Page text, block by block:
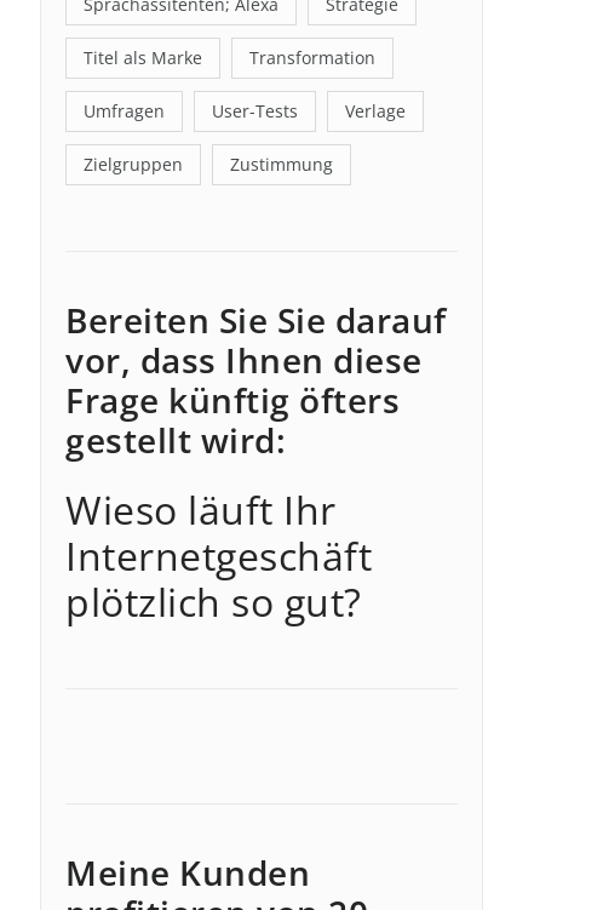
Titel als Marke Transformation
Umfragen User-Tests Verlage
Zielgruppen Zustimmung
Bereiten Sie Sie darauf
vor, dass Ihnen diese
Frage künftig öfters
gestellt wird:
Wieso läuft Ihr
Internetgeschäft
plötzlich so gut?
Meine Kunden